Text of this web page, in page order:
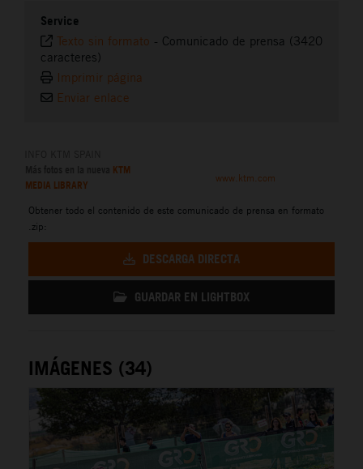
Service
Texto sin formato - Comunicado de prensa (3420
caracteres)
Imprimir página
Enviar enlace
KTM
MEDIA LIBRARY
www.ktm.com
Obtener todo el contenido de este comunicado de prensa en formato
.zip:
DESCARGA DIRECTA
GUARDAR EN LIGHTBOX
IMÁGENES (34)